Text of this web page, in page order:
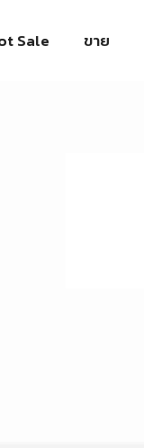
Sale ขาย